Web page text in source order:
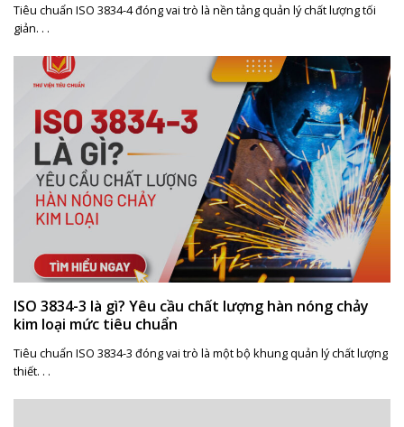
Tiêu chuẩn ISO 3834-4 đóng vai trò là nền tảng quản lý chất lượng tối
giản. . .
ISO 3834-3 là gì? Yêu cầu chất lượng hàn nóng chảy
kim loại mức tiêu chuẩn
Tiêu chuẩn ISO 3834-3 đóng vai trò là một bộ khung quản lý chất lượng
thiết. . .